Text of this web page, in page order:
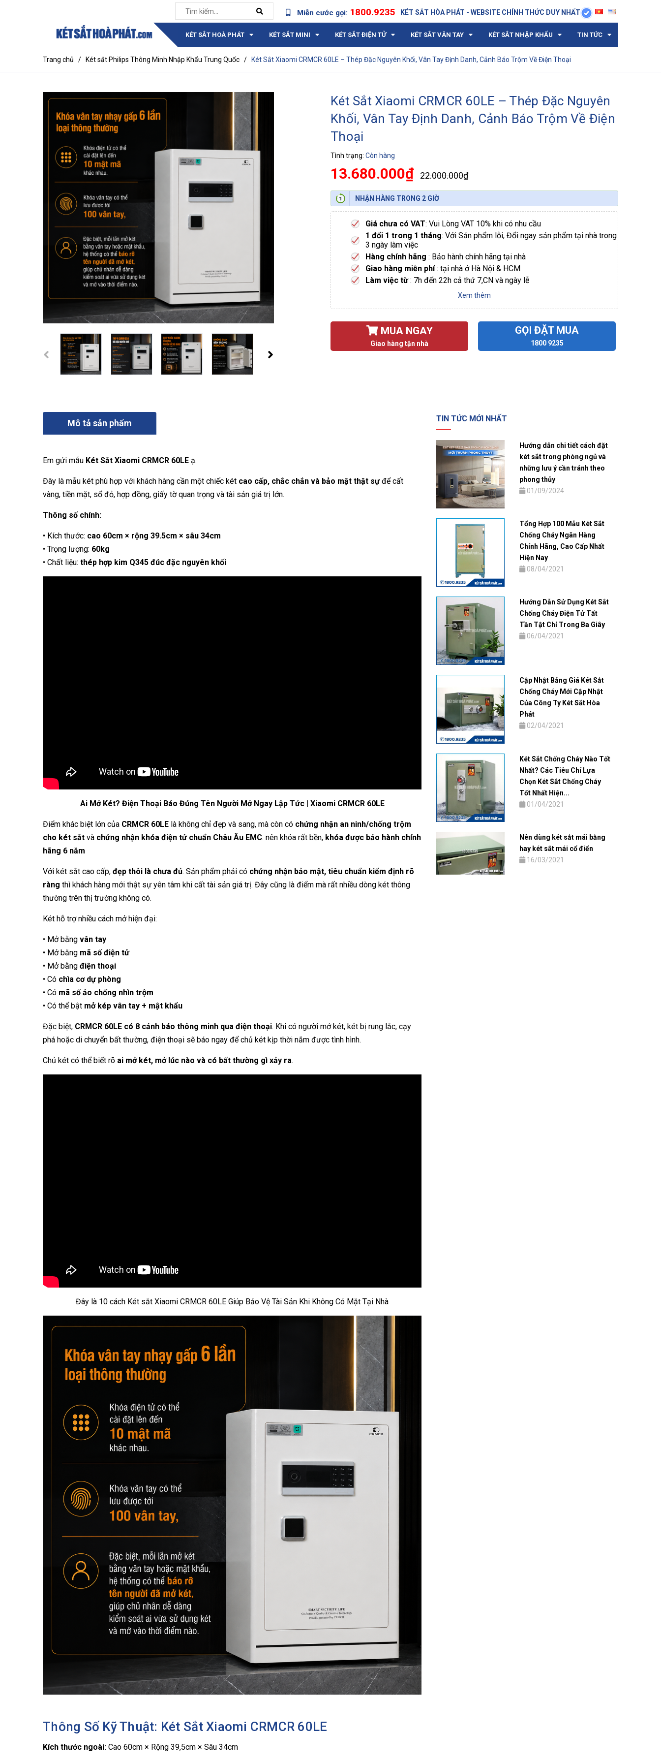
Miễn cước gọi: 1800.9235 KÉT SẮT HÒA PHÁT - WEBSITE CHÍNH THỨC DUY NHẤT
KÉT SẮT HOÀ PHÁT KÉT SẮT MINI KÉT SẮT ĐIỆN TỬ KÉT SẮT VÂN TAY KÉT SẮT NHẬP KHẨU TIN TỨC
Trang chủ / Két sắt Philips Thông Minh Nhập Khẩu Trung Quốc / Két Sắt Xiaomi CRMCR 60LE – Thép Đặc Nguyên Khối, Vân Tay Định Danh, Cảnh Báo Trộm Về Điện Thoại
Két Sắt Xiaomi CRMCR 60LE – Thép Đặc Nguyên
Khối, Vân Tay Định Danh, Cảnh Báo Trộm Về Điện
Thoại
Tình trạng: Còn hàng
13.680.000₫ 22.000.000₫
NHẬN HÀNG TRONG 2 GIỜ
Giá chưa có VAT: Vui Lòng VAT 10% khi có nhu cầu
1 đổi 1 trong 1 tháng: Với Sản phẩm lỗi, Đổi ngay sản phẩm tại nhà trong
3 ngày làm việc
Hàng chính hãng : Bảo hành chính hãng tại nhà
Giao hàng miễn phí: tại nhà ở Hà Nội & HCM
Làm việc từ: 7h đến 22h cả thứ 7,CN và ngày lễ
Xem thêm
MUA NGAY
Giao hàng tận nhà
GỌI ĐẶT MUA
1800 9235
Mô tả sản phẩm
Em gửi mẫu Két Sắt Xiaomi CRMCR 60LE ạ.
Đây là mẫu két phù hợp với khách hàng cần một chiếc két cao cấp, chắc chắn và bảo mật thật sựđể cất
vàng, tiền mặt, sổ đỏ, hợp đồng, giấy tờ quan trọng và tài sản giá trị lớn.
Thông số chính:
• Kích thước: cao 60cm × rộng 39.5cm × sâu 34cm
• Trọng lượng: 60kg
• Chất liệu: thép hợp kim Q345 đúc đặc nguyên khối
Ai Mở Két? Điện Thoại Báo Đúng Tên Người Mở Ngay Lập Tức | Xiaomi CRMCR 60LE
Điểm khác biệt lớn của CRMCR 60LE là không chỉ đẹp và sang, mà còn có chứng nhận an ninh/chống trộm
cho két sắt và chứng nhận khóa điện tử chuẩn Châu Âu EMC. nên khóa rất bền, khóa được bảo hành chính
hãng 6 năm
Với két sắt cao cấp, đẹp thôi là chưa đủ. Sản phẩm phải có chứng nhận bảo mật, tiêu chuẩn kiểm định rõ
ràng thì khách hàng mới thật sự yên tâm khi cất tài sản giá trị. Đây cũng là điểm mà rất nhiều dòng két thông
thường trên thị trường không có.
Két hỗ trợ nhiều cách mở hiện đại:
• Mở bằng vân tay
• Mở bằng mã số điện tử
• Mở bằng điện thoại
• Có chìa cơ dự phòng
• Có mã số ảo chống nhìn trộm
• Có thể bật mở kép vân tay + mật khẩu
Đặc biệt, CRMCR 60LE có 8 cảnh báo thông minh qua điện thoại. Khi có người mở két, két bị rung lắc, cạy
phá hoặc di chuyển bất thường, điện thoại sẽ báo ngay để chủ két kịp thời nắm được tình hình.
Chủ két có thể biết rõ ai mở két, mở lúc nào và có bất thường gì xảy ra.
Đây là 10 cách Két sắt Xiaomi CRMCR 60LE Giúp Bảo Vệ Tài Sản Khi Không Có Mặt Tại Nhà
Thông Số Kỹ Thuật: Két Sắt Xiaomi CRMCR 60LE
Kích thước ngoài: Cao 60cm × Rộng 39,5cm × Sâu 34cm
TIN TỨC MỚI NHẤT
Hướng dẫn chi tiết cách đặt
két sắt trong phòng ngủ và
những lưu ý cần tránh theo
phong thủy
01/09/2024
Tổng Hợp 100 Mẫu Két Sắt
Chống Cháy Ngân Hàng
Chính Hãng, Cao Cấp Nhất
Hiện Nay
08/04/2021
Hướng Dẫn Sử Dụng Két Sắt
Chống Cháy Điện Tử Tất
Tần Tật Chỉ Trong Ba Giây
06/04/2021
Cập Nhật Bảng Giá Két Sắt
Chống Cháy Mới Cập Nhật
Của Công Ty Két Sắt Hòa
Phát
02/04/2021
Két Sắt Chống Cháy Nào Tốt
Nhất? Các Tiêu Chí Lựa
Chọn Két Sắt Chống Cháy
Tốt Nhất Hiện...
01/04/2021
Nên dùng két sắt mái bằng
hay két sắt mái cổ điển
16/03/2021